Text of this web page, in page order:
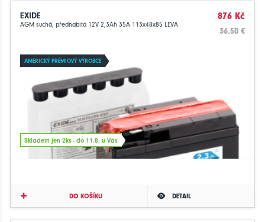
EXIDE
AGM suchá, přednabitá 12V 2,3Ah 35A 113x48x85 LEVÁ
876 Kč
36.50 €
AMERICKÝ PRÉMIOVÝ VÝROBCE
Skladem jen 2ks - do 11.8. u Vás
DO KOŠÍKU DETAIL